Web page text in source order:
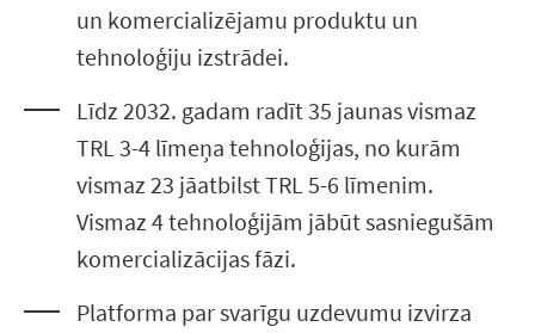
un komercializējamu produktu un
tehnoloģiju izstrādei.
Līdz 2032. gadam radīt 35 jaunas vismaz
TRL 3-4 līmeņa tehnoloģijas, no kurām
vismaz 23 jāatbilst TRL 5-6 līmenim.
Vismaz 4 tehnoloģijām jābūt sasniegušām
komercializācijas fāzi.
Platforma par svarīgu uzdevumu izvirza